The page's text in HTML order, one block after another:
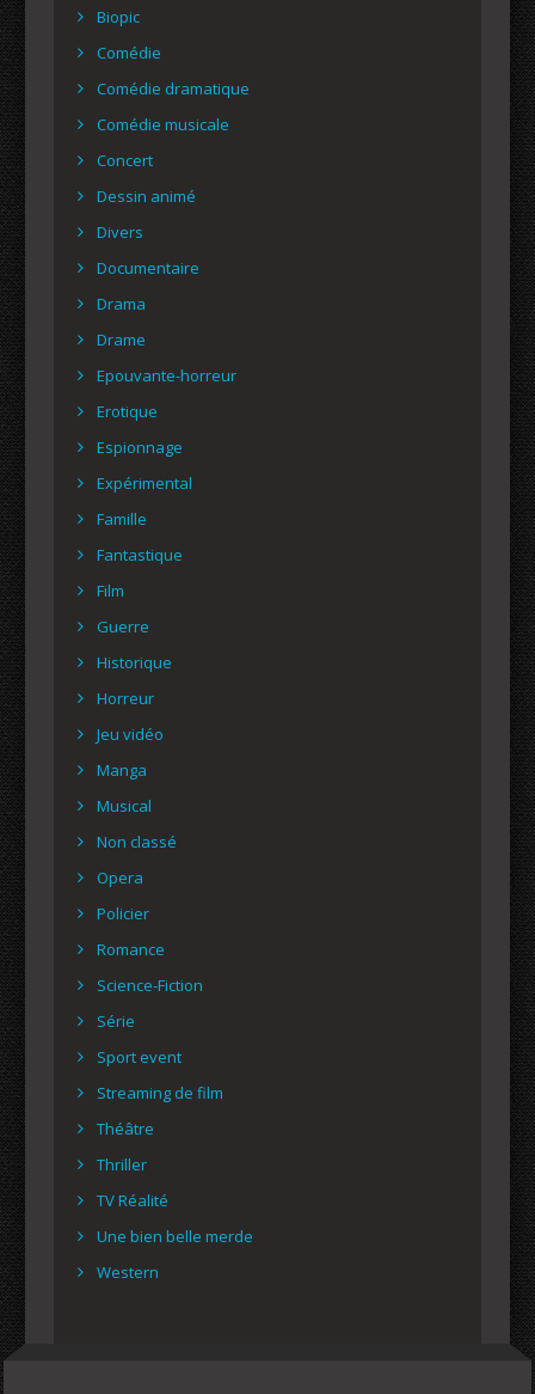
Biopic
Comédie
Comédie dramatique
Comédie musicale
Concert
Dessin animé
Divers
Documentaire
Drama
Drame
Epouvante-horreur
Erotique
Espionnage
Expérimental
Famille
Fantastique
Film
Guerre
Historique
Horreur
Jeu vidéo
Manga
Musical
Non classé
Opera
Policier
Romance
Science-Fiction
Série
Sport event
Streaming de film
Théâtre
Thriller
TV Réalité
Une bien belle merde
Western